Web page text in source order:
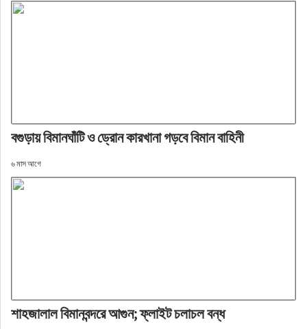
বগুড়ায় বিমানঘাঁটি ও ড্রোন কারখানা গড়বে বিমান বাহিনী
৬ মাস আগে
শাহজালাল বিমানবন্দরে আগুন; ফ্লাইট চলাচল বন্ধ